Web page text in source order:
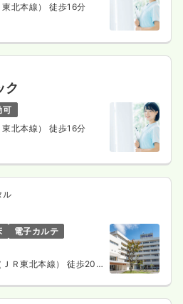
北本線） 徒歩16分
ク
可
北本線） 徒歩16分
ル
電子カルテ
Ｒ東北本線） 徒歩20